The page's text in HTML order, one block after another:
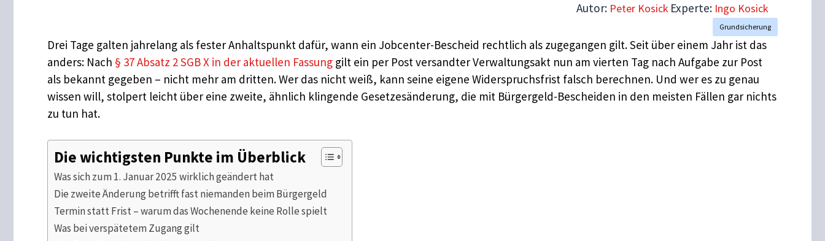
Autor: Peter Kosick Experte: Ingo Kosick
Grundsicherung
Drei Tage galten jahrelang als fester Anhaltspunkt dafür, wann ein Jobcenter-Bescheid rechtlich als zugegangen gilt. Seit über einem Jahr ist das
anders: Nach § 37 Absatz 2 SGB X in der aktuellen Fassung gilt ein per Post versandter Verwaltungsakt nun am vierten Tag nach Aufgabe zur Post
als bekannt gegeben – nicht mehr am dritten. Wer das nicht weiß, kann seine eigene Widerspruchsfrist falsch berechnen. Und wer es zu genau
wissen will, stolpert leicht über eine zweite, ähnlich klingende Gesetzesänderung, die mit Bürgergeld-Bescheiden in den meisten Fällen gar nichts
zu tun hat.
Die wichtigsten Punkte im Überblick
Was sich zum 1. Januar 2025 wirklich geändert hat
Die zweite Änderung betrifft fast niemanden beim Bürgergeld
Termin statt Frist – warum das Wochenende keine Rolle spielt
Was bei verspätetem Zugang gilt